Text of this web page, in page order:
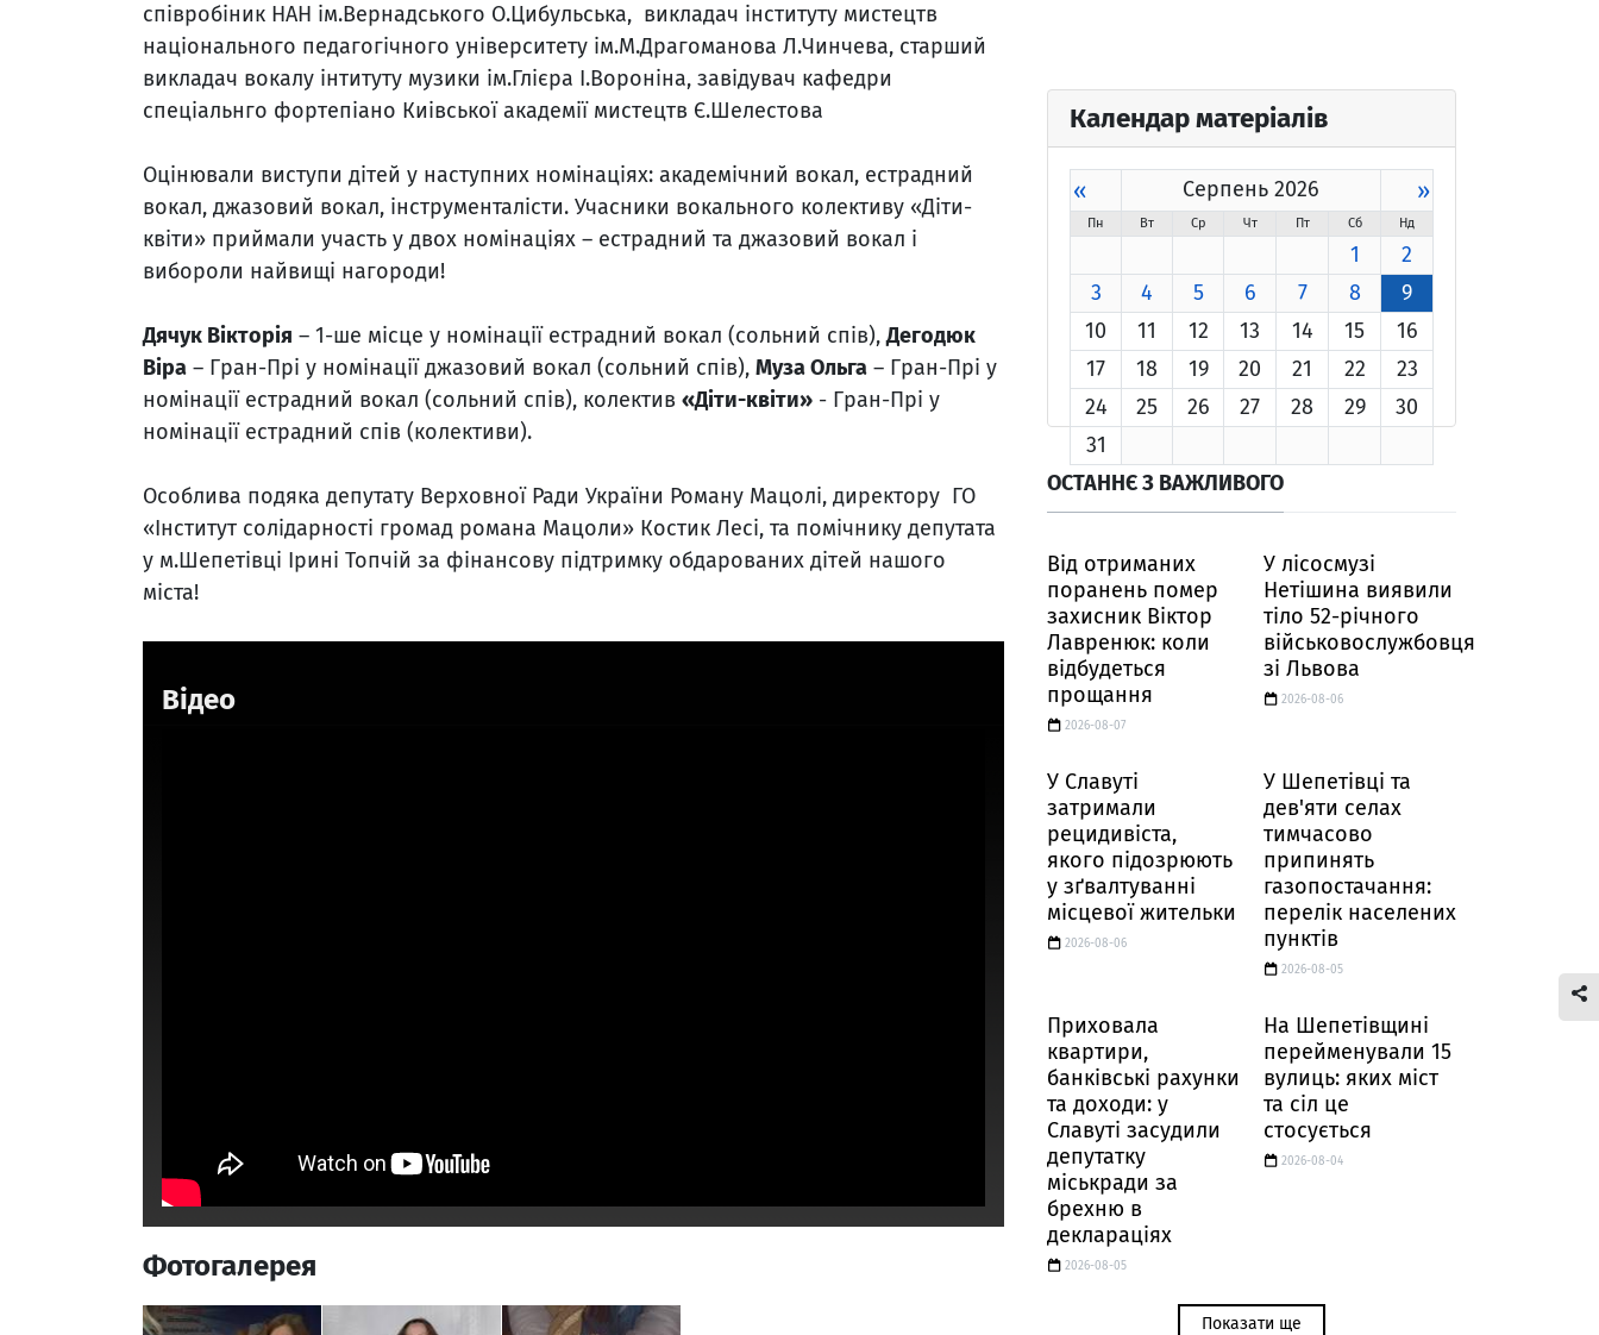
співробіник НАН ім.Вернадського О.Цибульська, викладач інституту мистецтв
національного педагогічного університету ім.М.Драгоманова Л.Чинчева, старший
викладач вокалу інтитуту музики ім.Глієра І.Вороніна, завідувач кафедри
спеціальнго фортепіано Киівської академії мистецтв Є.Шелестова
Оцінювали виступи дітей у наступних номінаціях: академічний вокал, естрадний
вокал, джазовий вокал, інструменталісти. Учасники вокального колективу «Діти-
квіти» приймали участь у двох номінаціях – естрадний та джазовий вокал і
вибороли найвищі нагороди!
Дячук Вікторія – 1-ше місце у номінації естрадний вокал (сольний спів),Дегодюк
Віра – Гран-Прі у номінації джазовий вокал (сольний спів), Муза Ольга – Гран-Прі у
номінації естрадний вокал (сольний спів), колектив «Діти-квіти» - Гран-Прі у
номінації естрадний спів (колективи).
Особлива подяка депутату Верховної Ради України Роману Мацолі, директору ГО
«Інститут солідарності громад романа Мацоли» Костик Лесі, та помічнику депутата
у м.Шепетівці Ірині Топчій за фінансову підтримку обдарованих дітей нашого
міста!
Відео
Фотогалерея
Календар матеріалів
« Серпень 2026 »
Пн Вт Ср Чт Пт Сб Нд
1
2
3
4 5 6 7 8
9
10
11 12 13 14 15
16
17
18 19 20 21 22
23
24
25 26 27 28 29
30
31
ОСТАННЄ З ВАЖЛИВОГО
Від отриманих
поранень помер
захисник Віктор
Лавренюк: коли
відбудеться
прощання
2026-08-07
У лісосмузі
Нетішина виявили
тіло 52-річного
військовослужбовця
зі Львова
2026-08-06
У Славуті
затримали
рецидивіста,
якого підозрюють
у зґвалтуванні
місцевої жительки
2026-08-06
У Шепетівці та
дев'яти селах
тимчасово
припинять
газопостачання:
перелік населених
пунктів
2026-08-05
Приховала
квартири,
банківські рахунки
та доходи: у
Славуті засудили
депутатку
міськради за
брехню в
деклараціях
2026-08-05
На Шепетівщині
перейменували 15
вулиць: яких міст
та сіл це
стосується
2026-08-04
Показати ще